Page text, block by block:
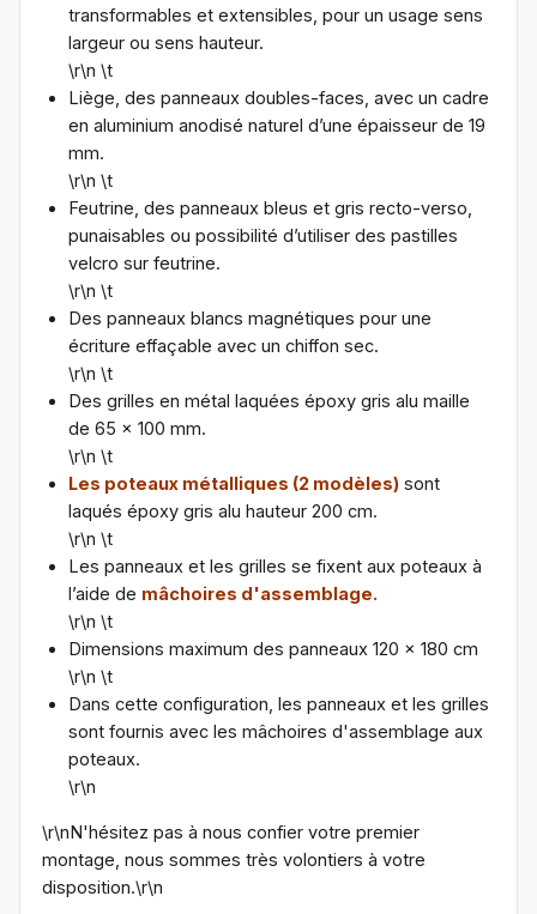
transformables et extensibles, pour un usage sens
largeur ou sens hauteur.
\r\n \t
Liège, des panneaux doubles-faces, avec un cadre
en aluminium anodisé naturel d’une épaisseur de 19
mm.
\r\n \t
Feutrine, des panneaux bleus et gris recto-verso,
punaisables ou possibilité d’utiliser des pastilles
velcro sur feutrine.
\r\n \t
Des panneaux blancs magnétiques pour une
écriture effaçable avec un chiffon sec.
\r\n \t
Des grilles en métal laquées époxy gris alu maille
de 65 x 100 mm.
\r\n \t
Les poteaux métalliques (2 modèles) sont
laqués époxy gris alu hauteur 200 cm.
\r\n \t
Les panneaux et les grilles se fixent aux poteaux à
l’aide de mâchoires d'assemblage.
\r\n \t
Dimensions maximum des panneaux 120 x 180 cm
\r\n \t
Dans cette configuration, les panneaux et les grilles
sont fournis avec les mâchoires d'assemblage aux
poteaux.
\r\n
\r\nN'hésitez pas à nous confier votre premier
montage, nous sommes très volontiers à votre
disposition.\r\n